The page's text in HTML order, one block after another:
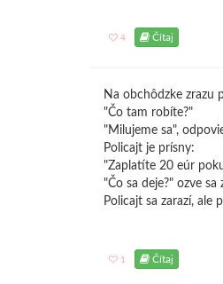
4 Čítaj
Na obchôdzke zrazu
"Čo tam robíte?"
"Milujeme sa",
Policajt je prísny:
"Zaplatíte 20 eúr
"Čo sa deje?" ozve sa
Policajt sa zarazí, ale
1 Čítaj